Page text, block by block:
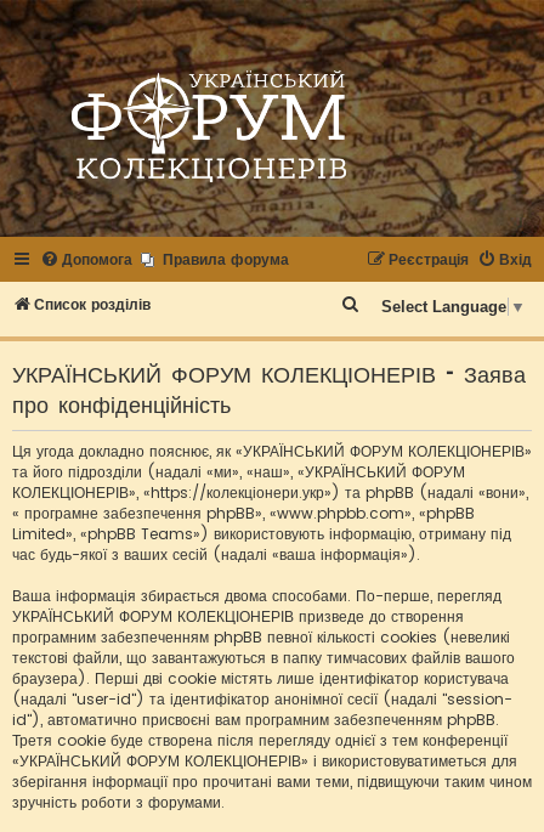
Допомога Правила форума Вхід
Реєстрація
Список розділів Select Language ▼
о
ш
к
УКРАЇНСЬКИЙ ФОРУМ КОЛЕКЦІОНЕРІВ - Заява
про конфіденційність
Ця угода докладно пояснює, як «УКРАЇНСЬКИЙ ФОРУМ КОЛЕКЦІОНЕРІВ»
та його підрозділи (надалі «ми», «наш», «УКРАЇНСЬКИЙ ФОРУМ
КОЛЕКЦІОНЕРІВ», «https://колекціонери.укр») та phpBB (надалі «вони»,
« програмне забезпечення phpBB», «www.phpbb.com», «phpBB
Limited», «phpBB Teams») використовують інформацію, отриману під
час будь-якої з ваших сесій (надалі «ваша інформація»).
Ваша інформація збирається двома способами. По-перше, перегляд
УКРАЇНСЬКИЙ ФОРУМ КОЛЕКЦІОНЕРІВ призведе до створення
програмним забезпеченням phpBB певної кількості cookies (невеликі
текстові файли, що завантажуються в папку тимчасових файлів вашого
браузера). Перші дві cookie містять лише ідентифікатор користувача
(надалі "user-id") та ідентифікатор анонімної сесії (надалі "session-
id"), автоматично присвоєні вам програмним забезпеченням phpBB.
Третя cookie буде створена після перегляду однієї з тем конференції
«УКРАЇНСЬКИЙ ФОРУМ КОЛЕКЦІОНЕРІВ» і використовуватиметься для
зберігання інформації про прочитані вами теми, підвищуючи таким чином
зручність роботи з форумами.